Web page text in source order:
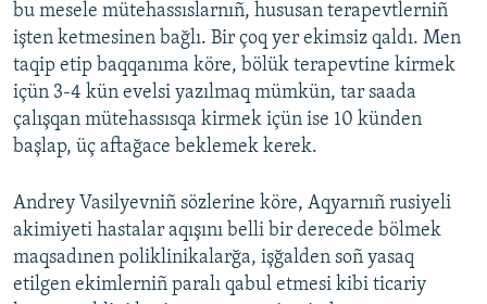
bu mesele mütehassıslarnıñ, hususan terapevtlerniñ
işten ketmesinen bağlı. Bir çoq yer ekimsiz qaldı. Men
taqip etip baqqanıma köre, bölük terapevtine kirmek
içün 3-4 kün evelsi yazılmaq mümkün, tar saada
çalışqan mütehassısqa kirmek içün ise 10 künden
başlap, üç aftağace beklemek kerek.
Andrey Vasilyevniñ sözlerine köre, Aqyarnıñ rusiyeli
akimiyeti hastalar aqışını belli bir derecede bölmek
maqsadınen poliklinikalarğa, işğalden soñ yasaq
etilgen ekimlerniñ paralı qabul etmesi kibi ticariy